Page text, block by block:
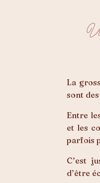
La
sont
Entre
et les
parfois
C’est
d’être